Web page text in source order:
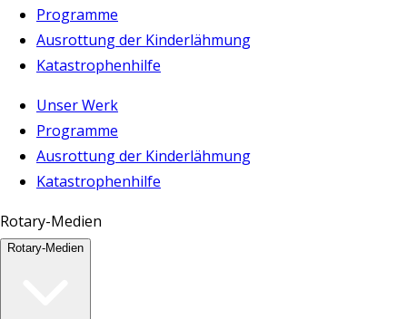
Programme
Ausrottung der Kinderlähmung
Katastrophenhilfe
Unser Werk
Programme
Ausrottung der Kinderlähmung
Katastrophenhilfe
Rotary-Medien
Rotary-Medien